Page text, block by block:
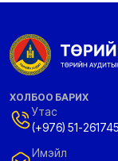
ХОЛБОО БАРИХ
Утас
(+976) 51-261745
Имэйл